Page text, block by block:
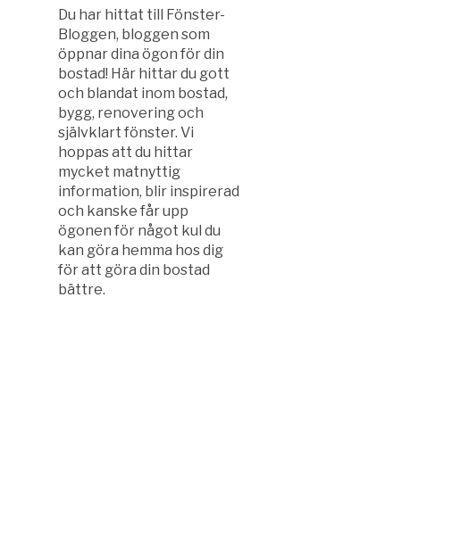
Du har hittat till Fönster-
Bloggen, bloggen som
öppnar dina ögon för din
bostad! Här hittar du gott
och blandat inom bostad,
bygg, renovering och
självklart fönster. Vi
hoppas att du hittar
mycket matnyttig
information, blir inspirerad
och kanske får upp
ögonen för något kul du
kan göra hemma hos dig
för att göra din bostad
bättre.